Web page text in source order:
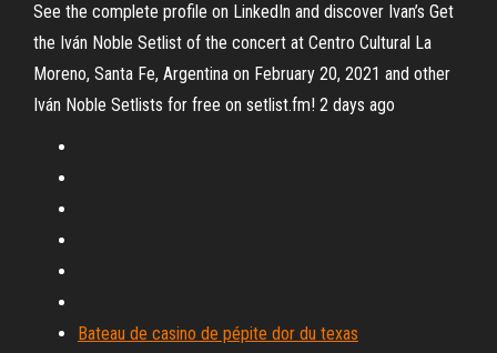
See the complete profile on LinkedIn and discover Ivan’s Get
the Iván Noble Setlist of the concert at Centro Cultural La
Moreno, Santa Fe, Argentina on February 20, 2021 and other
Iván Noble Setlists for free on setlist.fm! 2 days ago
Bateau de casino de pépite dor du texas